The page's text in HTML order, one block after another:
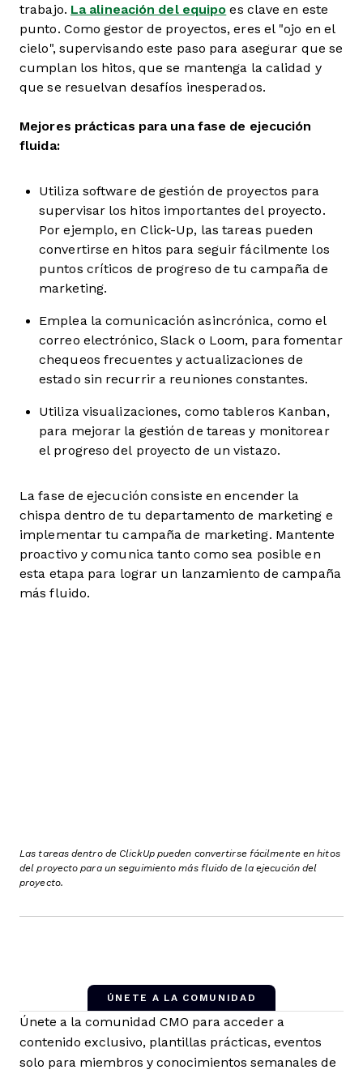
trabajo. La alineación del equipo es clave en este
punto. Como gestor de proyectos, eres el "ojo en el
cielo", supervisando este paso para asegurar que se
cumplan los hitos, que se mantenga la calidad y
que se resuelvan desafíos inesperados.
Mejores prácticas para una fase de ejecución
fluida:
Utiliza software de gestión de proyectos para
supervisar los hitos importantes del proyecto.
Por ejemplo, en Click-Up, las tareas pueden
convertirse en hitos para seguir fácilmente los
puntos críticos de progreso de tu campaña de
marketing.
Emplea la comunicación asincrónica, como el
correo electrónico, Slack o Loom, para fomentar
chequeos frecuentes y actualizaciones de
estado sin recurrir a reuniones constantes.
Utiliza visualizaciones, como tableros Kanban,
para mejorar la gestión de tareas y monitorear
el progreso del proyecto de un vistazo.
La fase de ejecución consiste en encender la
chispa dentro de tu departamento de marketing e
implementar tu campaña de marketing. Mantente
proactivo y comunica tanto como sea posible en
esta etapa para lograr un lanzamiento de campaña
más fluido.
Las tareas dentro de ClickUp pueden convertirse fácilmente en hitos
del proyecto para un seguimiento más fluido de la ejecución del
proyecto.
ÚNETE A LA COMUNIDAD
Únete a la comunidad CMO para acceder a
contenido exclusivo, plantillas prácticas, eventos
solo para miembros y conocimientos semanales de